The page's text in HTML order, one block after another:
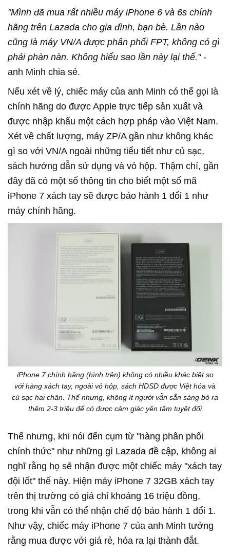
"Mình đã mua rất nhiều máy iPhone 6 và 6s chính
hãng trên Lazada cho gia đình, bạn bè. Lần nào
cũng là máy VN/A được phân phối FPT, không có gì
phải phàn nàn. Không hiểu sao lần này lại thế." -
anh Minh chia sẻ.
Nếu xét về lý, chiếc máy của anh Minh có thể gọi là
chính hãng do được Apple trực tiếp sản xuất và
được nhập khẩu một cách hợp pháp vào Việt Nam.
Xét về chất lượng, máy ZP/A gần như không khác
gì so với VN/A ngoài những tiểu tiết như củ sạc,
sách hướng dẫn sử dụng và vỏ hộp. Thậm chí, gần
đây đã có một số thông tin cho biết một số mã
iPhone 7 xách tay sẽ được bảo hành 1 đổi 1 như
máy chính hãng.
iPhone 7 chính hãng (hình trên) không có nhiều khác biệt so
với hàng xách tay, ngoài vỏ hộp, sách HDSD được Việt hóa và
củ sạc hai chân. Thế nhưng, không ít người vẫn sẵn sàng bỏ ra
thêm 2-3 triệu để có được cảm giác yên tâm tuyệt đối
Thế nhưng, khi nói đến cụm từ "hàng phân phối
chính thức" như những gì Lazada đề cập, không ai
nghĩ rằng họ sẽ nhận được một chiếc máy "xách tay
đội lốt" thế này. Hiện máy iPhone 7 32GB xách tay
trên thị trường có giá chỉ khoảng 16 triệu đồng,
trong khi vẫn có thể nhận chế độ bảo hành 1 đổi 1.
Như vậy, chiếc máy iPhone 7 của anh Minh tưởng
rằng mua được với giá rẻ, hóa ra lại thành đắt.